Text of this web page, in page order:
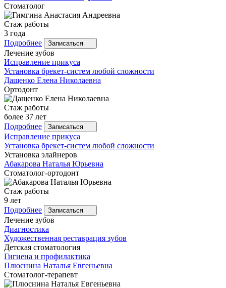
Стоматолог
Стаж работы
3 года
Подробнее
Записаться
Лечение зубов
Исправление прикуса
Установка брекет-систем любой сложности
Дащенко Елена Николаевна
Ортодонт
Стаж работы
более 37 лет
Подробнее
Записаться
Исправление прикуса
Установка брекет-систем любой сложности
Установка элайнеров
Абакарова Наталья Юрьевна
Стоматолог-ортодонт
Стаж работы
9 лет
Подробнее
Записаться
Лечение зубов
Диагностика
Художественная реставрация зубов
Детская стоматология
Гигиена и профилактика
Плюснина Наталья Евгеньевна
Стоматолог-терапевт